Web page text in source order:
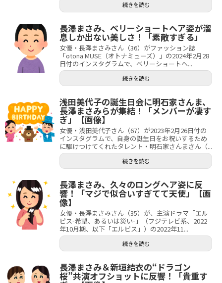
続きを読む
長澤まさみ、ベリーショートヘア姿が溜
息しか出ない美しさ！「素敵すぎる」
女優・長澤まさみさん（36）がファッション誌
「otona MUSE（オトナミューズ）」の2024年2月28
日付のインスタグラムで、ベリーショートヘ...
続きを読む
浅田美代子の誕生日会に明石家さんま、
長澤まさみらが集結！「メンバーが凄す
ぎ」【画像】
女優・浅田美代子さん（67）が2023年2月26日付の
インスタグラムで、自身の誕生日をお祝いするため
に駆けつけてくれたタレント・明石家さんまさん（...
続きを読む
長澤まさみ、久々のロングヘア姿に反
響！「マジで似合いすぎてて天使」【画
像】
女優・長澤まさみさん（35）が、主演ドラマ「エル
ピス-希望、あるいは災い-」（フジテレビ系、2022
年10月期、以下「エルピス」）の2022年11...
続きを読む
長澤まさみ＆新垣結衣の“ドラゴン
桜”共演オフショットに反響！「貴重す